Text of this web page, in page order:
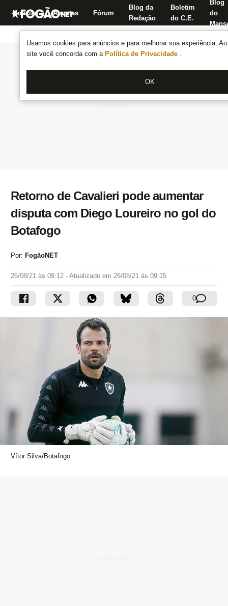
Usamos cookies para anúncios e para melhorar sua experiência.
site você concorda com a Política de Privacidade .
OK
Notícias Apostas Fórum
Blog da
Redação
Boletim
do C.E.
Blog
do
Retorno de Cavalieri pode aumentar
disputa com Diego Loureiro no gol do
Botafogo
Por: FogãoNET
26/08/21 às 09:12 - Atualizado em 26/08/21 às 09:15
0
Vítor Silva/Botafogo